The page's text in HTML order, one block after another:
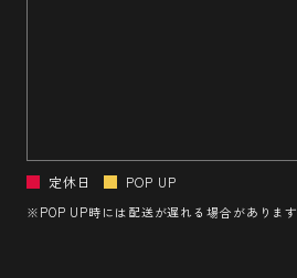
定休日 POP UP
※POP UP時には配送が遅れる場合があります